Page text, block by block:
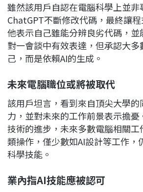
雖然該用戶自認在電腦科學上並非
ChatGPT不斷修改代碼，最終讓
他表示自己雖能分辨良劣代碼，
對一會談中有效表達，但承認大多
己，而是依賴AI的生成。
未來電腦職位或將被取代
該用戶坦言，看到來自頂尖大學的
力，並對未來的工作前景表示擔憂
技術的進步，未來多數電腦相關
類操作，僅少數如AI設計等工作，
科學技能。
業內指AI技能應被認可